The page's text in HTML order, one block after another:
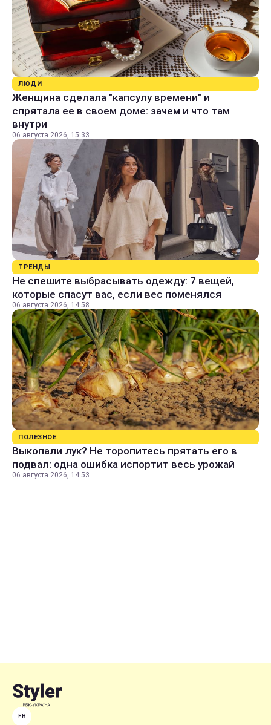
ЛЮДИ
Женщина сделала "капсулу времени" и
спрятала ее в своем доме: зачем и что там
внутри
06 августа 2026, 15:33
ТРЕНДЫ
Не спешите выбрасывать одежду: 7 вещей,
которые спасут вас, если вес поменялся
06 августа 2026, 14:58
ПОЛЕЗНОЕ
Выкопали лук? Не торопитесь прятать его в
подвал: одна ошибка испортит весь урожай
06 августа 2026, 14:53
FB